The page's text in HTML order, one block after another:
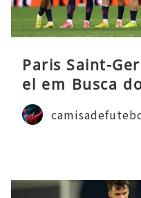
Paris Saint-
el em Busca
ecutivo da Liga